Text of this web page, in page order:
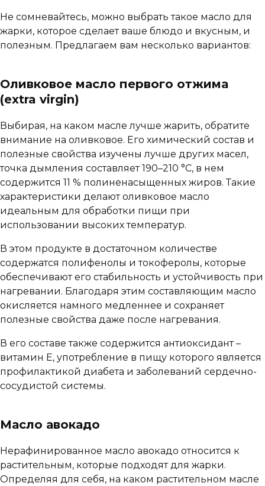
Не сомневайтесь, можно выбрать такое масло для
жарки, которое сделает ваше блюдо и вкусным, и
полезным. Предлагаем вам несколько вариантов:
Оливковое масло первого отжима
(extra virgin)
Выбирая, на каком масле лучше жарить, обратите
внимание на оливковое. Его химический состав и
полезные свойства изучены лучше других масел,
точка дымления составляет 190–210 °C, в нем
содержится 11 % полиненасыщенных жиров. Такие
характеристики делают оливковое масло
идеальным для обработки пищи при
использовании высоких температур.
В этом продукте в достаточном количестве
содержатся полифенолы и токоферолы, которые
обеспечивают его стабильность и устойчивость при
нагревании. Благодаря этим составляющим масло
окисляется намного медленнее и сохраняет
полезные свойства даже после нагревания.
В его составе также содержится антиоксидант –
витамин Е, употребление в пищу которого является
профилактикой диабета и заболеваний сердечно-
сосудистой системы.
Масло авокадо
Нерафинированное масло авокадо относится к
растительным, которые подходят для жарки.
Определяя для себя, на каком растительном масле